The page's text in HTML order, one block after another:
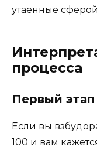
утаенные
процесса
Первый этап
Если вы
100 и вам